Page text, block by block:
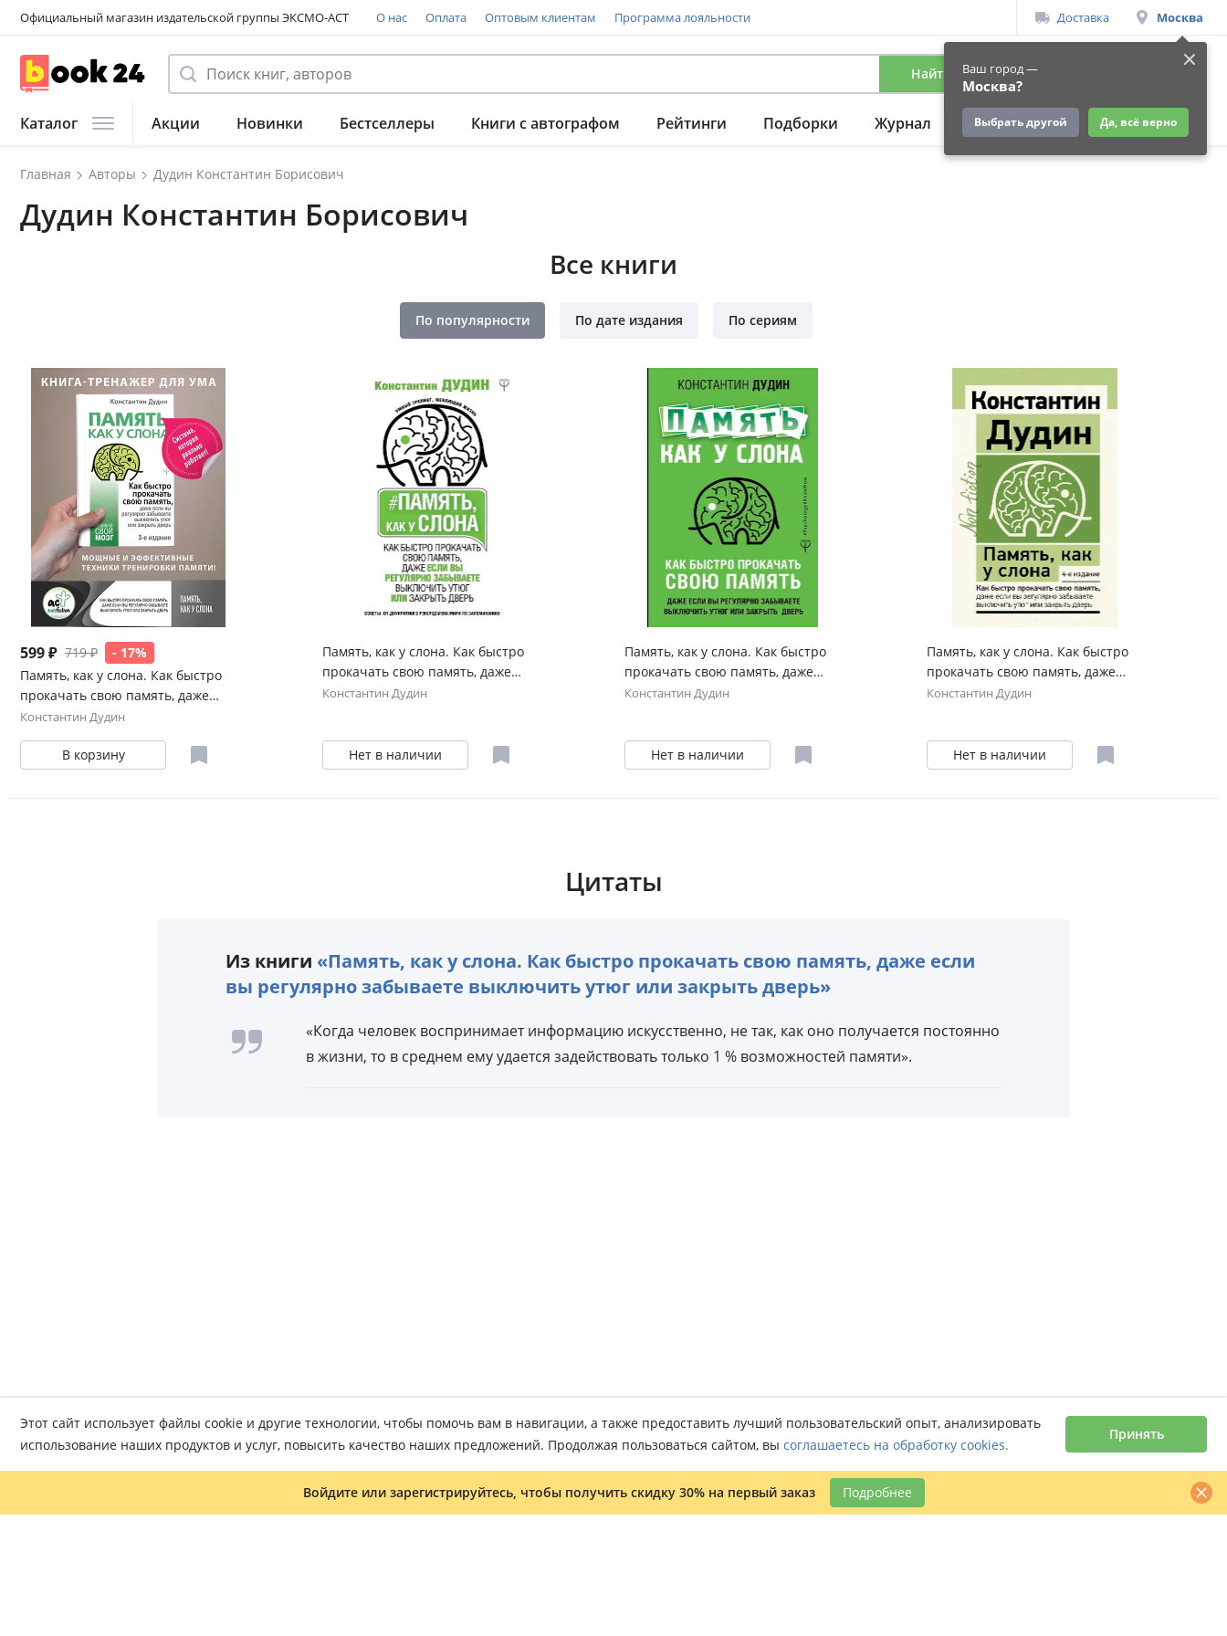
Официальный магазин издательской группы ЭКСМО-АСТ О нас Оплата Оптовым клиентам Программа лояльности Доставка Москва
Ваш город —
Москва?
Выбрать другой Да, всё верно
Найти Вход
Каталог Акции Новинки Бестселлеры Книги с автографом Рейтинги Подборки Журнал Подарки Ещё
Главная Авторы Дудин Константин Борисович
Дудин Константин Борисович
Все книги
По популярности По дате издания По сериям
599 ₽ 719 ₽
- 17%
Память, как у слона. Как быстро
прокачать свою память, даже
если вы регулярно забываете
Константин Дудин
В корзину
Память, как у слона. Как быстро
прокачать свою память, даже
если вы регулярно забываете
Константин Дудин
Нет в наличии
Память, как у слона. Как быстро
прокачать свою память, даже
если вы регулярно забываете
Константин Дудин
Нет в наличии
Память, как у слона. Как быстро
прокачать свою память, даже
если вы регулярно забываете
Константин Дудин
Нет в наличии
Цитаты
Из книги «Память, как у слона. Как быстро прокачать свою память, даже если
вы регулярно забываете выключить утюг или закрыть дверь»
«Когда человек воспринимает информацию искусственно, не так, как оно получается постоянно
в жизни, то в среднем ему удается задействовать только 1 % возможностей памяти».
Войдите или зарегистрируйтесь, чтобы получить скидку 30% на первый заказ Подробнее
Этот сайт использует файлы cookie и другие технологии, чтобы помочь вам в навигации, а также предоставить лучший пользовательский опыт, анализировать
использование наших продуктов и услуг, повысить качество наших предложений. Продолжая пользоваться сайтом, вы соглашаетесь на обработку cookies.
Принять